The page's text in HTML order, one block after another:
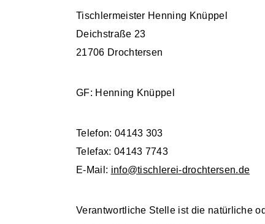
Tischlermeister Henning Knüppel
Deichstraße 23
21706 Drochtersen
GF: Henning Knüppel
Telefon: 04143 303
Telefax: 04143 7743
E-Mail: info@tischlerei-drochtersen.de
Verantwortliche Stelle ist die natürliche